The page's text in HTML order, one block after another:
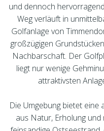
und dennoch
Weg verläuft in
Golfanlage von
großzügigen
Nachbarschaft. Der
liegt nur wenige
attraktivsten
Die Umgebung bietet
aus Natur, Erholung